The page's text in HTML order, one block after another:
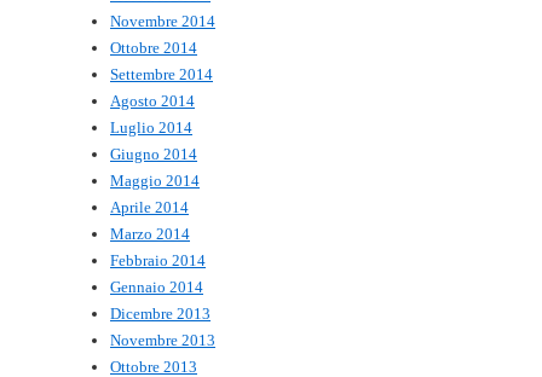
Novembre 2014
Ottobre 2014
Settembre 2014
Agosto 2014
Luglio 2014
Giugno 2014
Maggio 2014
Aprile 2014
Marzo 2014
Febbraio 2014
Gennaio 2014
Dicembre 2013
Novembre 2013
Ottobre 2013